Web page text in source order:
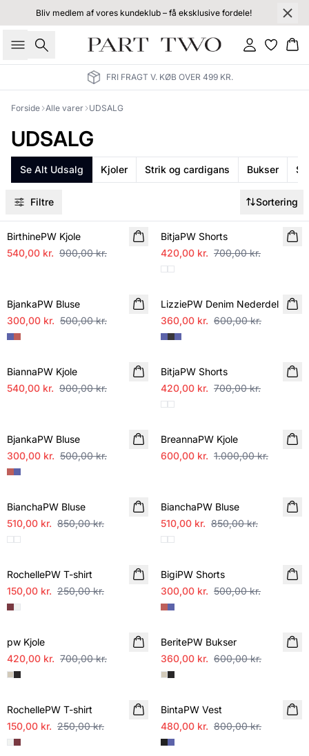
Bliv medlem af vores kundeklub – få eksklusive fordele!
Søg Log ind
FRI FRAGT V. KØB OVER 499 KR.
Forside Alle varer UDSALG
UDSALG
Se Alt Udsalg Kjoler Strik og cardigans Bukser
Filtre Sortering
SALE
BirthinePW Kjole
540,00 kr. 900,00 kr.
BitjaPW Shorts
420,00 kr. 700,00 kr.
BjankaPW Bluse
300,00 kr. 500,00 kr.
SALE
LizziePW Denim Nederdel
360,00 kr. 600,00 kr.
SALE
BiannaPW Kjole
540,00 kr. 900,00 kr.
SALE
BitjaPW Shorts
420,00 kr. 700,00 kr.
BjankaPW Bluse
300,00 kr. 500,00 kr.
SALE
BreannaPW Kjole
600,00 kr. 1.000,00 kr.
SALE
BianchaPW Bluse
510,00 kr. 850,00 kr.
BianchaPW Bluse
510,00 kr. 850,00 kr.
SALE
RochellePW T-shirt
150,00 kr. 250,00 kr.
SALE
BigiPW Shorts
300,00 kr. 500,00 kr.
SALE
pw Kjole
420,00 kr. 700,00 kr.
SALE
BeritePW Bukser
360,00 kr. 600,00 kr.
SALE
RochellePW T-shirt
150,00 kr. 250,00 kr.
SALE
BintaPW Vest
480,00 kr. 800,00 kr.
SALE SALE